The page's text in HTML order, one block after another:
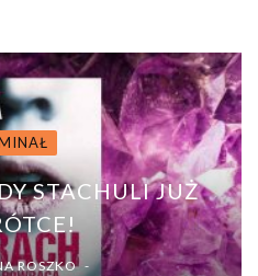
STACHULI JUŻ
ROSZKO